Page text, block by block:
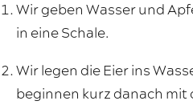
Wir geben Wasser und
in eine Schale.
Wir legen die Eier ins
beginnen kurz danach mit